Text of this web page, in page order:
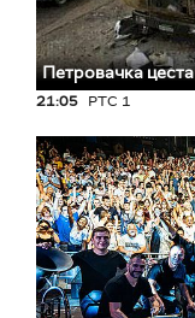
Петровачка цеста
21:05 РТС 1